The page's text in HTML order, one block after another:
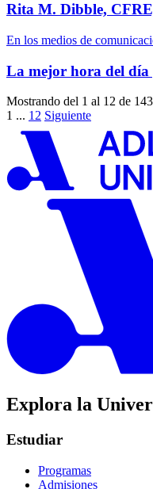
Rita M. Dibble,
En los medios de
La mejor hora del día
Mostrando del 1 al 12 de
1 ... 12 Siguiente
Explora la
Estudiar
Programas
Admisiones